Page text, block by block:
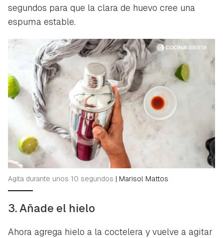
segundos para que la clara de huevo cree una
espuma estable.
Agita durante unos 10 segundos | Marisol Mattos
3. Añade el hielo
Ahora agrega hielo a la coctelera y vuelve a agitar